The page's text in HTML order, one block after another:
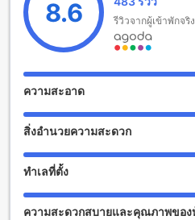
สนุกสนานและผ่อนคลายกับสิ่งอำน
พลาโต
สวยงามได้ตลอดเวลา นอกจากนี้ยั
คุณสามารถผ่อนคลายร่างกายและ
ความสะดวกที่โรงแรมเลอ พลาโต
สิ่งอำนวยความสะดวกที่โรงแรมเล
8.6 รีวิวจากผู้เข้าพักจริ
ความสะอาด
สิ่งอำนวยความสะดวก
ทำเลที่ตั้ง
ความสะดวกสบายและคุณภาพของ